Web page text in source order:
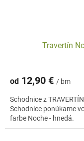
Travertín
od 12,90 € / bm
Schodnice z
Schodnice ponúkame
farbe Noche - hnedá.